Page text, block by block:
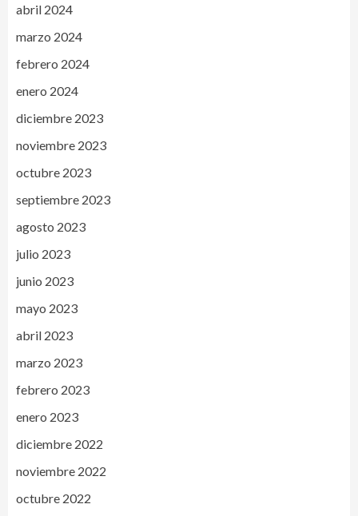
abril 2024
marzo 2024
febrero 2024
enero 2024
diciembre 2023
noviembre 2023
octubre 2023
septiembre 2023
agosto 2023
julio 2023
junio 2023
mayo 2023
abril 2023
marzo 2023
febrero 2023
enero 2023
diciembre 2022
noviembre 2022
octubre 2022